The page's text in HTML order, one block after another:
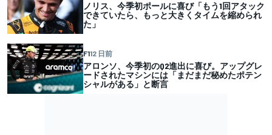
ノリス、今季初ポールに喜び「もう1回アタック
できていたら、もっと大きくタイムを縮められ
た」
F112 日前
アロンソ、今季初のQ2進出に喜び。アップグレ
ードされたマシンには「まだまだ秘めたポテン
シャルがある」と断言